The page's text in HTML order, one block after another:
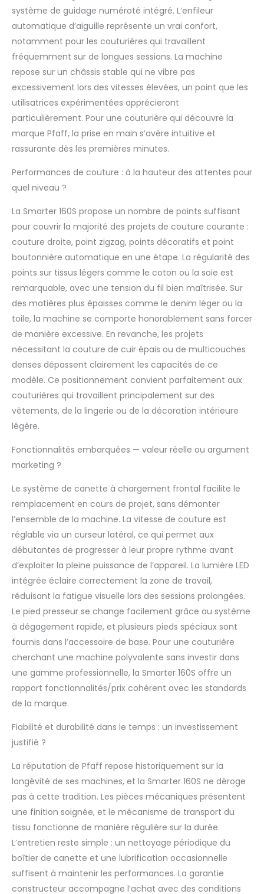
système de guidage numéroté intégré. L’enfileur
automatique d’aiguille représente un vrai confort,
notamment pour les couturières qui travaillent
fréquemment sur de longues sessions. La machine
repose sur un châssis stable qui ne vibre pas
excessivement lors des vitesses élevées, un point que les
utilisatrices expérimentées apprécieront
particulièrement. Pour une couturière qui découvre la
marque Pfaff, la prise en main s’avère intuitive et
rassurante dès les premières minutes.
Performances de couture : à la hauteur des attentes pour
quel niveau ?
La Smarter 160S propose un nombre de points suffisant
pour couvrir la majorité des projets de couture courante :
couture droite, point zigzag, points décoratifs et point
boutonnière automatique en une étape. La régularité des
points sur tissus légers comme le coton ou la soie est
remarquable, avec une tension du fil bien maîtrisée. Sur
des matières plus épaisses comme le denim léger ou la
toile, la machine se comporte honorablement sans forcer
de manière excessive. En revanche, les projets
nécessitant la couture de cuir épais ou de multicouches
denses dépassent clairement les capacités de ce
modèle. Ce positionnement convient parfaitement aux
couturières qui travaillent principalement sur des
vêtements, de la lingerie ou de la décoration intérieure
légère.
Fonctionnalités embarquées — valeur réelle ou argument
marketing ?
Le système de canette à chargement frontal facilite le
remplacement en cours de projet, sans démonter
l’ensemble de la machine. La vitesse de couture est
réglable via un curseur latéral, ce qui permet aux
débutantes de progresser à leur propre rythme avant
d’exploiter la pleine puissance de l’appareil. La lumière LED
intégrée éclaire correctement la zone de travail,
réduisant la fatigue visuelle lors des sessions prolongées.
Le pied presseur se change facilement grâce au système
à dégagement rapide, et plusieurs pieds spéciaux sont
fournis dans l’accessoire de base. Pour une couturière
cherchant une machine polyvalente sans investir dans
une gamme professionnelle, la Smarter 160S offre un
rapport fonctionnalités/prix cohérent avec les standards
de la marque.
Fiabilité et durabilité dans le temps : un investissement
justifié ?
La réputation de Pfaff repose historiquement sur la
longévité de ses machines, et la Smarter 160S ne déroge
pas à cette tradition. Les pièces mécaniques présentent
une finition soignée, et le mécanisme de transport du
tissu fonctionne de manière régulière sur la durée.
L’entretien reste simple : un nettoyage périodique du
boîtier de canette et une lubrification occasionnelle
suffisent à maintenir les performances. La garantie
constructeur accompagne l’achat avec des conditions